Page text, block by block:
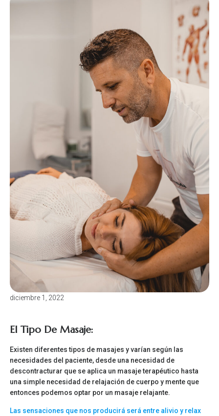
diciembre 1, 2022
El Tipo De Masaje:
Existen diferentes tipos de masajes y varían según las
necesidades del paciente, desde una necesidad de
descontracturar que se aplica un masaje terapéutico hasta
una simple necesidad de relajación de cuerpo y mente que
entonces podemos optar por un masaje relajante.
Las sensaciones que nos producirá será entre alivio y relax